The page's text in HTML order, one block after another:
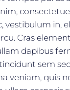
vestibulum in,
Cras
dapibus
sem
veniam, quis